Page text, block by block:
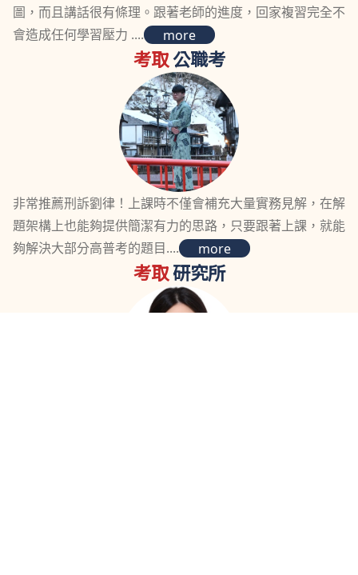
圖，而且講話很有條理。跟著老師的進度，回家複習完全不
會造成任何學習壓力 ....
more
考取公職考
非常推薦刑訴劉律！上課時不僅會補充大量實務見解，在解
題架構上也能夠提供簡潔有力的思路，只要跟著上課，就能
夠解決大部分高普考的題目....
more
考取研究所